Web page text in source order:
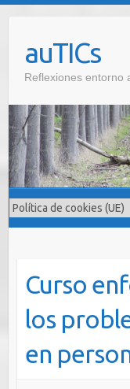
contenidoauTICs
Reflexiones entorno
Curso
los
en